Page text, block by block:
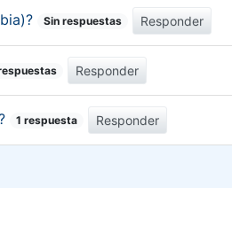
Sin respuestas Responder
Responder
1 respuesta Responder